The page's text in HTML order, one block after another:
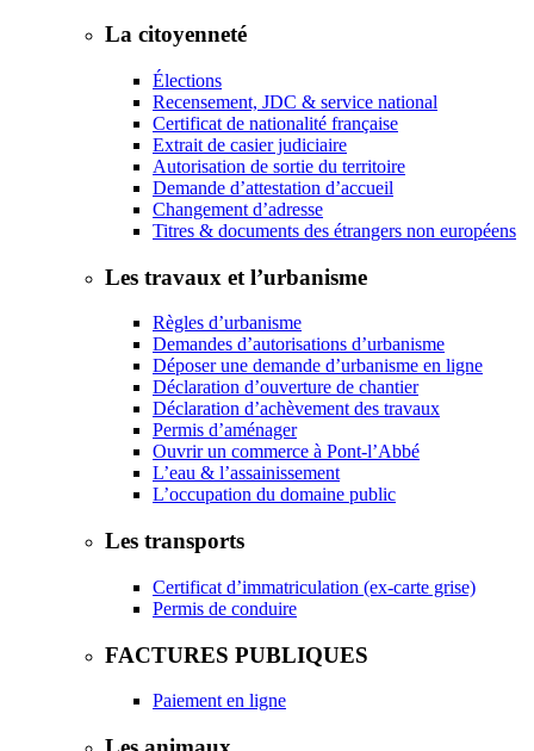
La citoyenneté
Élections
Recensement, JDC & service national
Certificat de nationalité française
Extrait de casier judiciaire
Autorisation de sortie du territoire
Demande d’attestation d’accueil
Changement d’adresse
Titres & documents des étrangers non européens
Les travaux et l’urbanisme
Règles d’urbanisme
Demandes d’autorisations d’urbanisme
Déposer une demande d’urbanisme en ligne
Déclaration d’ouverture de chantier
Déclaration d’achèvement des travaux
Permis d’aménager
Ouvrir un commerce à Pont-l’Abbé
L’eau & l’assainissement
L’occupation du domaine public
Les transports
Certificat d’immatriculation (ex-carte grise)
Permis de conduire
FACTURES PUBLIQUES
Paiement en ligne